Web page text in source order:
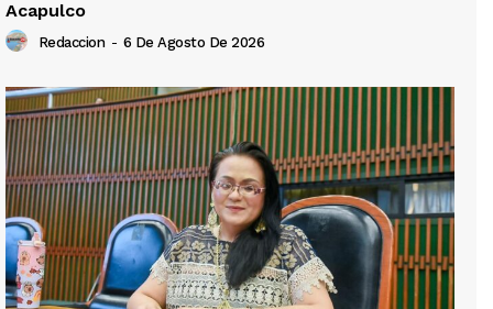
Acapulco
Redaccion - 6 De Agosto De 2026